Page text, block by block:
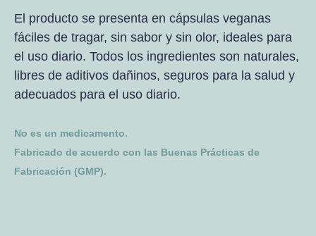
El producto se presenta en cápsulas veganas
fáciles de tragar, sin sabor y sin olor, ideales para
el uso diario. Todos los ingredientes son naturales,
libres de aditivos dañinos, seguros para la salud y
adecuados para el uso diario.
No es un medicamento.
Fabricado de acuerdo con las Buenas Prácticas de
Fabricación (GMP).